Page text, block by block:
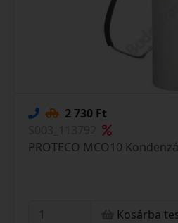
2 730 Ft
PROTECO MCO10
Kosárba